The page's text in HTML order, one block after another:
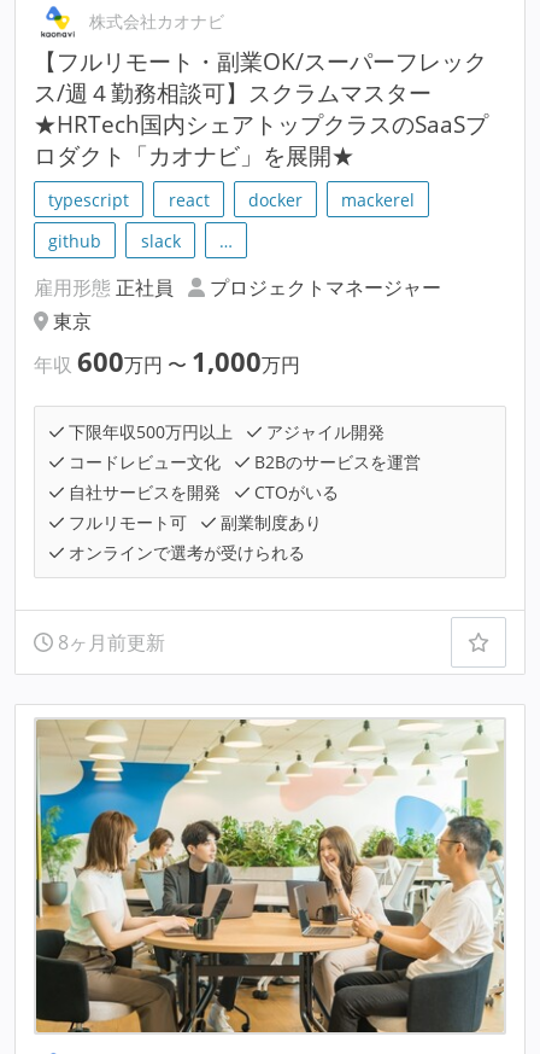
株式会社カオナビ
【フルリモート・副業OK/スーパーフレック
ス/週４勤務相談可】スクラムマスター
★HRTech国内シェアトップクラスのSaaSプ
ロダクト「カオナビ」を展開★
typescript react docker
mackerel
github
slack …
雇用形態 正社員
プロジェクトマネージャー
東京
年収 600万円 〜 1,000万円
下限年収500万円以上
アジャイル開発
コードレビュー文化
B2Bのサービスを運営
自社サービスを開発
CTOがいる
フルリモート可
副業制度あり
オンラインで選考が受けられる
8ヶ月前更新